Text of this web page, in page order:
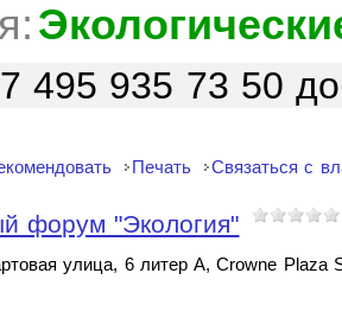
7 495 935 73 50
Печать Связаться с
форум "Экология"
улица, 6 литер А, Crowne Plaza